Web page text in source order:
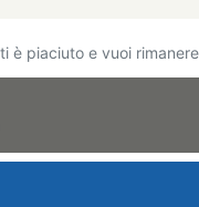
è piaciuto e vuoi